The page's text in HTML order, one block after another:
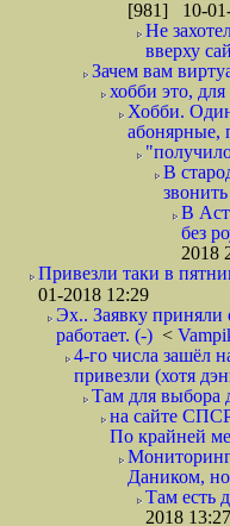
[981] 10-
Не
вверху
Зачем вам
хобби это,
Хобби.
абонярные,
В
В
без
2018
Привезли таки в
01-2018 12:29
Эх.. Заявку приняли
работает. (-) <
4-го числа зашёл
привезли (хотя
Там для выбора
на сайте
По крайней
Мониторинг
Даником,
Там есть
2018 13:27